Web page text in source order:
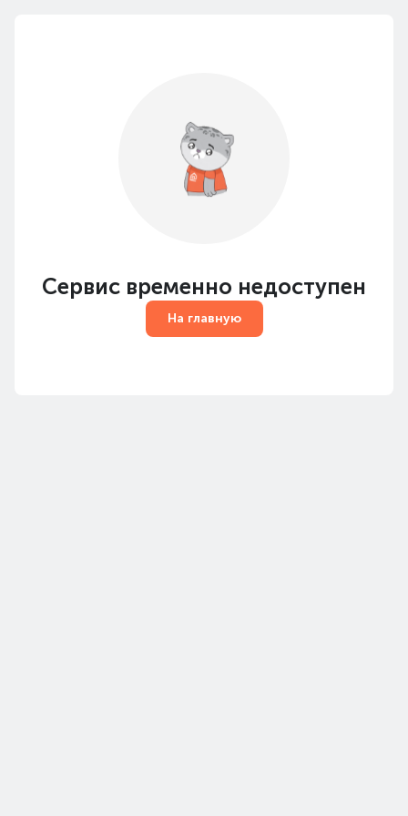
Сервис временно недоступен
На главную